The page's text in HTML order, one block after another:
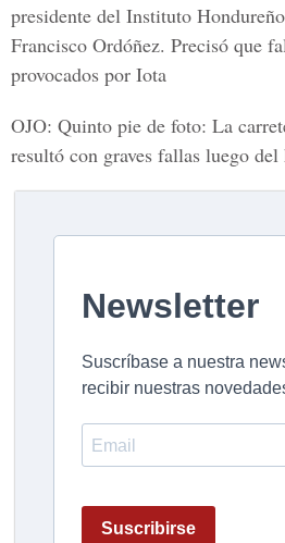
presidente del Instituto
Francisco Ordóñez. Precisó que
provocados por Iota
OJO: Quinto pie de foto: La
resultó con graves fallas luego del